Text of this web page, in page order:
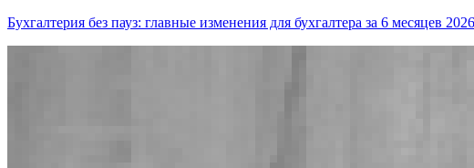
Бухгалтерия без пауз: главные изменения для бухгалтера за 6 месяцев